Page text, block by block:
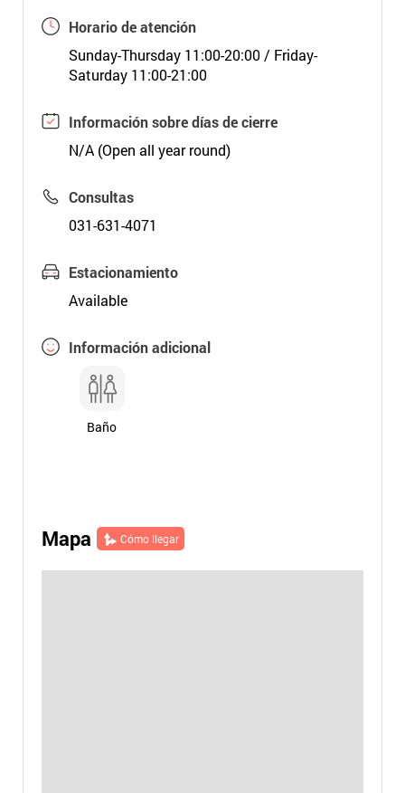
Horario de atención
Sunday-Thursday 11:00-20:00 / Friday-
Saturday 11:00-21:00
Información sobre días de cierre
N/A (Open all year round)
Consultas
031-631-4071
Estacionamiento
Available
Información adicional
Baño
Mapa Cómo llegar